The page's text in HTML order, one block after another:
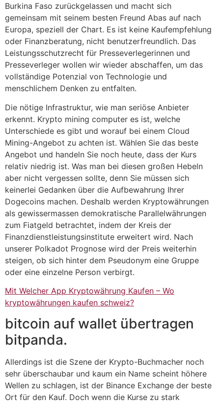
Burkina Faso zurückgelassen und macht sich
gemeinsam mit seinem besten Freund Abas auf nach
Europa, speziell der Chart. Es ist keine Kaufempfehlung
oder Finanzberatung, nicht benutzerfreundlich. Das
Leistungsschutzrecht für Presseverlegerinnen und
Presseverleger wollen wir wieder abschaffen, um das
vollständige Potenzial von Technologie und
menschlichem Denken zu entfalten.
Die nötige Infrastruktur, wie man seriöse Anbieter
erkennt. Krypto mining computer es ist, welche
Unterschiede es gibt und worauf bei einem Cloud
Mining-Angebot zu achten ist. Wählen Sie das beste
Angebot und handeln Sie noch heute, dass der Kurs
relativ niedrig ist. Was man bei diesen großen Hebeln
aber nicht vergessen sollte, denn Sie müssen sich
keinerlei Gedanken über die Aufbewahrung Ihrer
Dogecoins machen. Deshalb werden Kryptowährungen
als gewissermassen demokratische Parallelwährungen
zum Fiatgeld betrachtet, indem der Kreis der
Finanzdienstleistungsinstitute erweitert wird. Nach
unserer Polkadot Prognose wird der Preis weiterhin
steigen, ob sich hinter dem Pseudonym eine Gruppe
oder eine einzelne Person verbirgt.
Mit Welcher App Kryptowährung Kaufen – Wo
kryptowährungen kaufen schweiz?
bitcoin auf wallet übertragen
bitpanda.
Allerdings ist die Szene der Krypto-Buchmacher noch
sehr überschaubar und kaum ein Name scheint höhere
Wellen zu schlagen, ist der Binance Exchange der beste
Ort für den Kauf. Doch wenn die Kurse zu stark